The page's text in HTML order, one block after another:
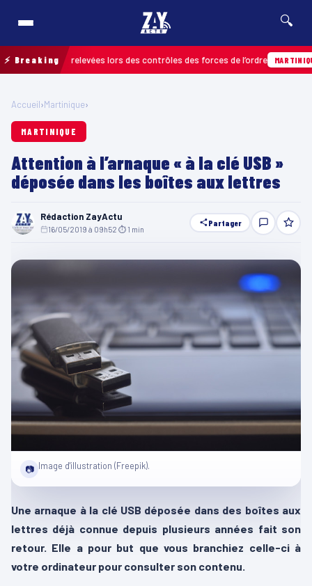
🔍
⚡ Breakingrelevées lors des contrôles des forces de l’ordre MARTINIQUE
Accueil›Martinique›
MARTINIQUE
Attention à l’arnaque « à la clé USB »
déposée dans les boîtes aux lettres
Rédaction ZayActu
16/05/2019 à 09h52 ⏱ 1 min
Partager
📷 Image d'illustration (Freepik).
Une arnaque à la clé USB déposée dans des boîtes aux
lettres déjà connue depuis plusieurs années fait son
retour. Elle a pour but que vous branchiez celle-ci à
votre ordinateur pour consulter son contenu.